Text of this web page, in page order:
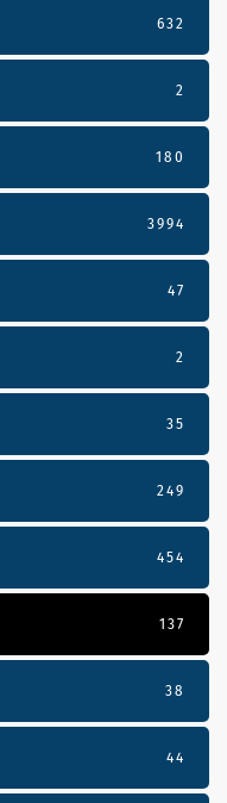
632
2
180
3994
47
2
35
249
454
137
38
44